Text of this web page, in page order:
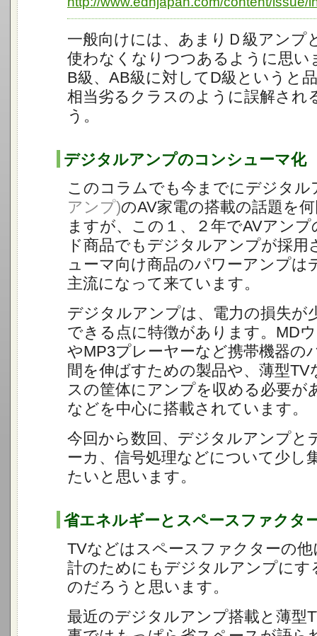
一般向けには、あまりＤ級アンプ
使わなくなりつつあるように思い
B級、AB級に対してD級というと
相当劣るクラスのように誤解され
う。
デジタルアンプのコンシューマ化
このコラムでも今までにデジタル
アンプ)のAV家電の搭載の話題を
ますが、この１、２年でAVアン
ド商品でもデジタルアンプが採用
ューマ向け商品のパワーアンプは
主流になって来ています。
デジタルアンプは、電力の損失が
できる点に特徴があります。MD
やMP3プレーヤーなど携帯機器の
間を伸ばすための製品や、薄型TV
スの筐体にアンプを収める必要が
などを中心に搭載されています。
今回から数回、デジタルアンプと
ーカ、信号処理などについて少し
たいと思います。
省エネルギーとスペースファクタ
TVなどはスペースファクターの他
計のためにもデジタルアンプにす
のだろうと思います。
最近のデジタルアンプ搭載と薄型